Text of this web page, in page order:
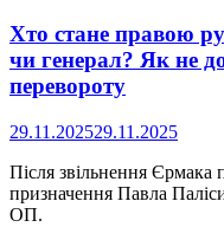
Хто стане правою
чи генерал? Як не
перевороту
29.11.202529.11.2025
Після звільнення
призначення Павла
ОП.